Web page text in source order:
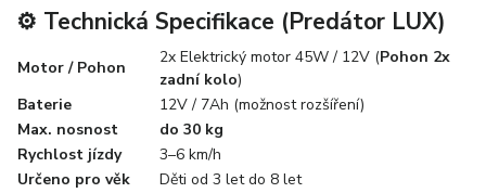
⚙️ Technická Specifikace (Predátor LUX)
Motor / Pohon
2x Elektrický motor 45W / 12V (Pohon 2x
zadní kolo)
Baterie
12V / 7Ah (možnost rozšíření)
Max. nosnost
do 30 kg
Rychlost jízdy
3–6 km/h
Určeno pro věk
Děti od 3 let do 8 let